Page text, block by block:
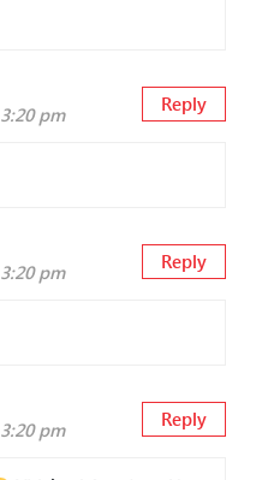
pm
Reply
pm
Reply
pm
Reply